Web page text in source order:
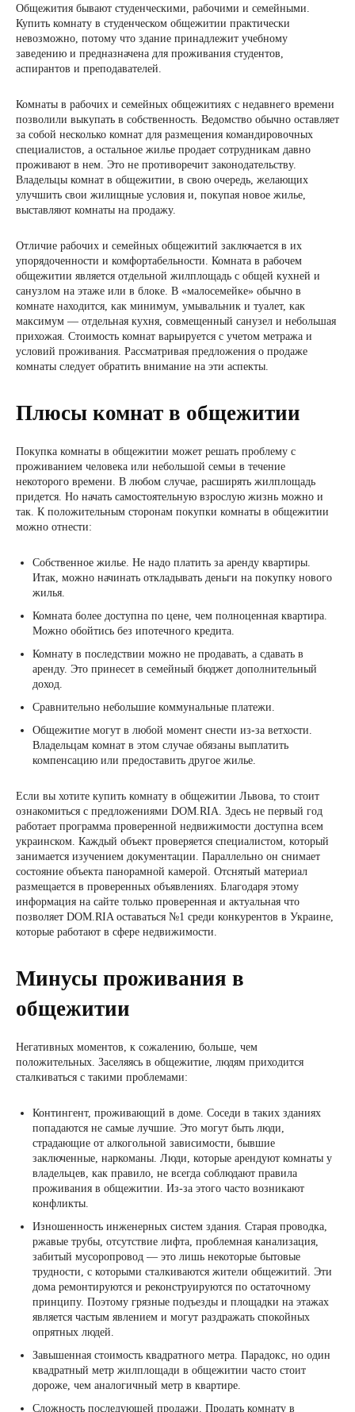
Общежития бывают студенческими, рабочими и семейными.
Купить комнату в студенческом общежитии практически
невозможно, потому что здание принадлежит учебному
заведению и предназначена для проживания студентов,
аспирантов и преподавателей.
Комнаты в рабочих и семейных общежитиях с недавнего времени
позволили выкупать в собственность. Ведомство обычно оставляет
за собой несколько комнат для размещения командировочных
специалистов, а остальное жилье продает сотрудникам давно
проживают в нем. Это не противоречит законодательству.
Владельцы комнат в общежитии, в свою очередь, желающих
улучшить свои жилищные условия и, покупая новое жилье,
выставляют комнаты на продажу.
Отличие рабочих и семейных общежитий заключается в их
упорядоченности и комфортабельности. Комната в рабочем
общежитии является отдельной жилплощадь с общей кухней и
санузлом на этаже или в блоке. В «малосемейке» обычно в
комнате находится, как минимум, умывальник и туалет, как
максимум — отдельная кухня, совмещенный санузел и небольшая
прихожая. Стоимость комнат варьируется с учетом метража и
условий проживания. Рассматривая предложения о продаже
комнаты следует обратить внимание на эти аспекты.
Плюсы комнат в общежитии
Покупка комнаты в общежитии может решать проблему с
проживанием человека или небольшой семьи в течение
некоторого времени. В любом случае, расширять жилплощадь
придется. Но начать самостоятельную взрослую жизнь можно и
так. К положительным сторонам покупки комнаты в общежитии
можно отнести:
Собственное жилье. Не надо платить за аренду квартиры.
Итак, можно начинать откладывать деньги на покупку нового
жилья.
Комната более доступна по цене, чем полноценная квартира.
Можно обойтись без ипотечного кредита.
Комнату в последствии можно не продавать, а сдавать в
аренду. Это принесет в семейный бюджет дополнительный
доход.
Сравнительно небольшие коммунальные платежи.
Общежитие могут в любой момент снести из-за ветхости.
Владельцам комнат в этом случае обязаны выплатить
компенсацию или предоставить другое жилье.
Если вы хотите купить комнату в общежитии Львова, то стоит
ознакомиться с предложениями DOM.RIA. Здесь не первый год
работает программа проверенной недвижимости доступна всем
украинском. Каждый объект проверяется специалистом, который
занимается изучением документации. Параллельно он снимает
состояние объекта панорамной камерой. Отснятый материал
размещается в проверенных объявлениях. Благодаря этому
информация на сайте только проверенная и актуальная что
позволяет DOM.RIA оставаться №1 среди конкурентов в Украине,
которые работают в сфере недвижимости.
Минусы проживания в
общежитии
Негативных моментов, к сожалению, больше, чем
положительных. Заселяясь в общежитие, людям приходится
сталкиваться с такими проблемами:
Контингент, проживающий в доме. Соседи в таких зданиях
попадаются не самые лучшие. Это могут быть люди,
страдающие от алкогольной зависимости, бывшие
заключенные, наркоманы. Люди, которые арендуют комнаты у
владельцев, как правило, не всегда соблюдают правила
проживания в общежитии. Из-за этого часто возникают
конфликты.
Изношенность инженерных систем здания. Старая проводка,
ржавые трубы, отсутствие лифта, проблемная канализация,
забитый мусоропровод — это лишь некоторые бытовые
трудности, с которыми сталкиваются жители общежитий. Эти
дома ремонтируются и реконструируются по остаточному
принципу. Поэтому грязные подъезды и площадки на этажах
является частым явлением и могут раздражать спокойных
опрятных людей.
Завышенная стоимость квадратного метра. Парадокс, но один
квадратный метр жилплощади в общежитии часто стоит
дороже, чем аналогичный метр в квартире.
Сложность последующей продажи. Продать комнату в